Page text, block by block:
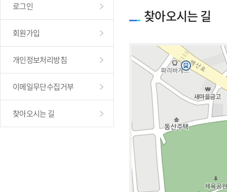
로그인
회원가입
개인정보처리방침
이메일무단수집거부
찾아오시는 길
찾아오시는 길